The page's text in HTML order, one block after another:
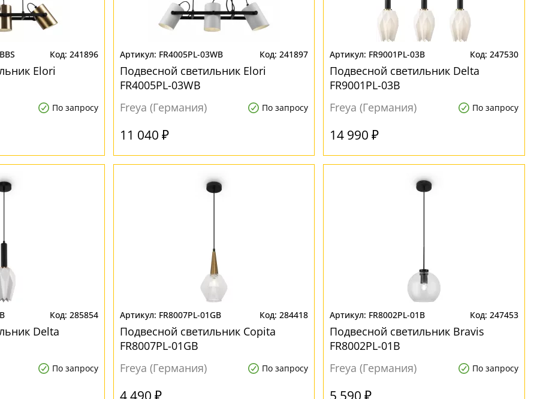
241896
Elori
По запросу
FR4005PL-03WB 241897
Подвесной светильник Elori
FR4005PL-03WB
Freya (Германия)
По запросу
11 040 ₽
FR9001PL-03B 247530
Подвесной светильник Delta
FR9001PL-03B
Freya (Германия)
По запросу
14 990 ₽
285854
Delta
По запросу
FR8007PL-01GB 284418
Подвесной светильник Copita
FR8007PL-01GB
Freya (Германия)
По запросу
4 490 ₽
FR8002PL-01B 247453
Подвесной светильник Bravis
FR8002PL-01B
Freya (Германия)
По запросу
5 590 ₽